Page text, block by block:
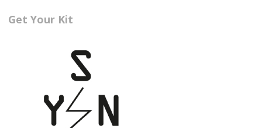
Get Your Kit